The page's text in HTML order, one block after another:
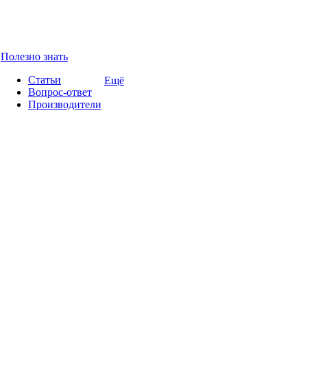
Полезно знать
Статьи
Вопрос-ответ
Производители
Ещё